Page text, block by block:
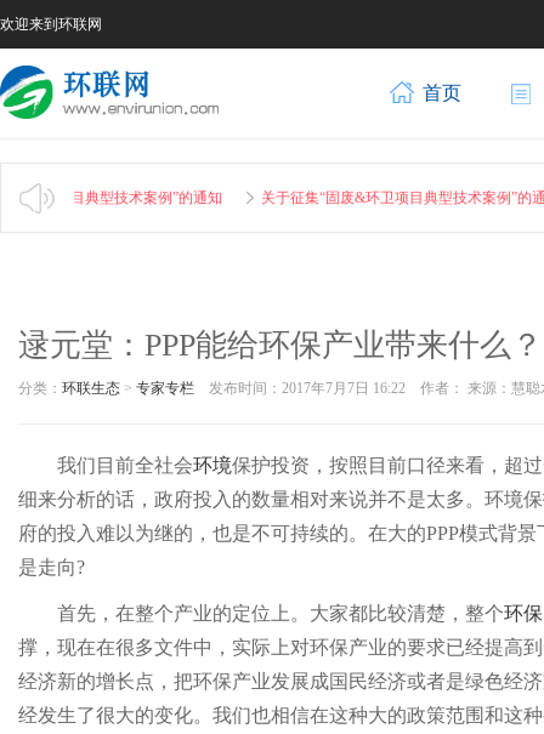
欢迎来到环联网
首页
&环卫项目典型技术案例”的通知 关于征集“固废&环卫项目典型技术案例”的通
逯元堂：PPP能给环保产业带来什么？
分类： 环联生态 > 专家专栏 发布时间：2017年7月7日 16:22 作者： 来源：慧
我们目前全社会环境保护投资，按照目前口径来看，超
细来分析的话，政府投入的数量相对来说并不是太多。环境
府的投入难以为继的，也是不可持续的。在大的PPP模式背
是走向?
首先，在整个产业的定位上。大家都比较清楚，整个环保
撑，现在在很多文件中，实际上对环保产业的要求已经提高
经济新的增长点，把环保产业发展成国民经济或者是绿色经
经发生了很大的变化。我们也相信在这种大的政策范围和这